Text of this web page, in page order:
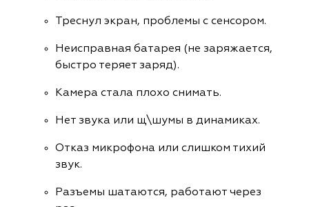
Треснул экран, проблемы с сенсором.
Неисправная батарея (не заряжается,
быстро теряет заряд).
Камера стала плохо снимать.
Нет звука или щ\шумы в динамиках.
Отказ микрофона или слишком тихий
звук.
Разъемы шатаются, работают через